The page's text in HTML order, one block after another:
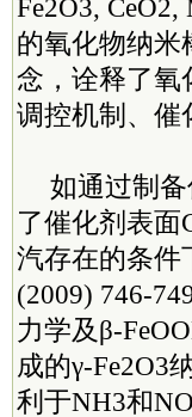
Fe2O3,
的氧化物纳米
念，诠释了氧
调控机制、催
如通过制
了催化剂表面
汽存在的条件
(2009) 746-
力学及β-
成的γ-Fe2O3
利于NH3和